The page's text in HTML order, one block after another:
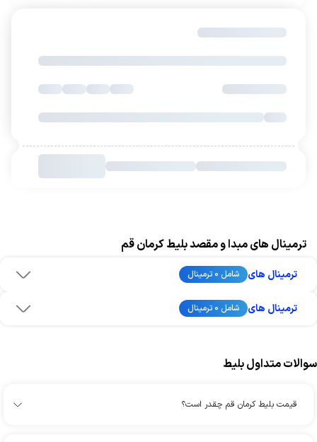
ترمینال های مبدا و مقصد بلیط کرمان قم
ترمینال های شامل 0 ترمینال
ترمینال های شامل 0 ترمینال
سوالات متداول بلیط
قیمت بلیط کرمان قم چقدر است؟